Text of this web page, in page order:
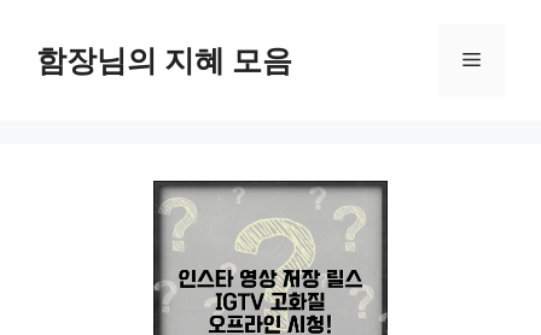
함장님의 지혜 모음 메